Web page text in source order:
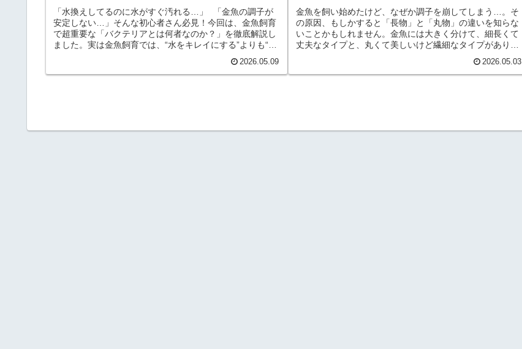
「水換えしてるのに水がすぐ汚れる…」 「金魚の調子が
安定しない…」そんな初心者さん必見！今回は、金魚飼育
で超重要な「バクテリアとは何者なのか？」を徹底解説し
ました。実は金魚飼育では、“水をキレイにする”よりも“バ
は、・バクテリアの役割 ・アンモニアと硝化の仕組み ・
バクテリアはどこに住むのか ・新品水槽で自然発生する
い！
2026.05.09
金魚を飼い始めたけど、なぜか調子を崩してしまう…。そ
の原因、もしかすると「長物」と「丸物」の違いを知らな
いことかもしれません。金魚には大きく分けて、細長くて
丈夫なタイプと、丸くて美しいけど繊細なタイプがありま
ちにストレスを与えたり、弱らせてしまうことも…。今回
の記事では、初心者の方が絶対に知っておくべき・長物と
2026.05.03